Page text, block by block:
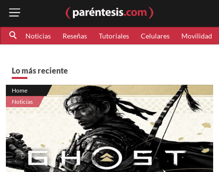
Noticias Reseñas Tutoriales Celulares Movilidad
Lo más reciente
Home
Noticias